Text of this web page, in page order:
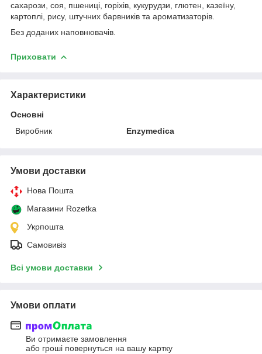
сахарози, соя, пшениці, горіхів, кукурудзи, глютен, казеїну,
картоплі, рису, штучних барвників та ароматизаторів.
Без доданих наповнювачів.
Приховати
Характеристики
Основні
Виробник
Enzymedica
Умови доставки
Нова Пошта
Магазини Rozetka
Укрпошта
Самовивіз
Всі умови доставки
Умови оплати
Ви отримаєте замовлення
або гроші повернуться на вашу картку